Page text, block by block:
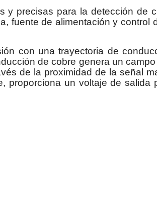
y precisas para la detección de
fuente de alimentación y control
con una trayectoria de
de cobre genera un
de la proximidad de la señal
proporciona un voltaje de salida